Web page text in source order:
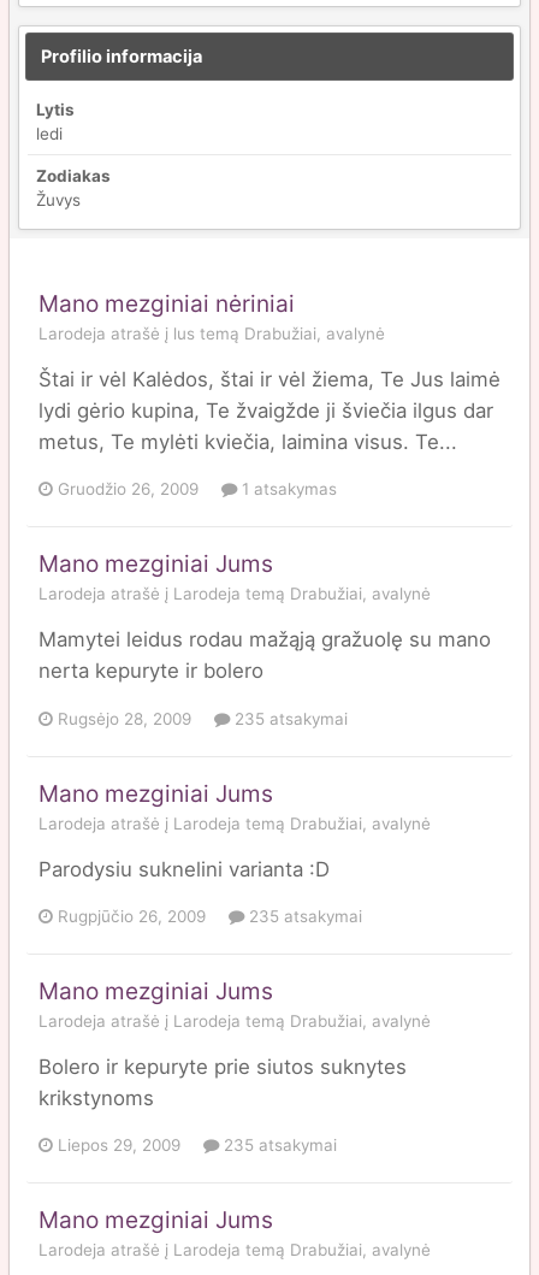
Profilio informacija
Lytis
ledi
Zodiakas
Žuvys
Mano mezginiai nėriniai
Larodeja atrašė į lus temą Drabužiai, avalynė
Štai ir vėl Kalėdos, štai ir vėl žiema, Te Jus laimė
lydi gėrio kupina, Te žvaigžde ji šviečia ilgus dar
metus, Te mylėti kviečia, laimina visus. Te...
Gruodžio 26, 2009 1 atsakymas
Mano mezginiai Jums
Larodeja atrašė į Larodeja temą Drabužiai, avalynė
Mamytei leidus rodau mažąją gražuolę su mano
nerta kepuryte ir bolero
Rugsėjo 28, 2009 235 atsakymai
Mano mezginiai Jums
Larodeja atrašė į Larodeja temą Drabužiai, avalynė
Parodysiu suknelini varianta :D
Rugpjūčio 26, 2009 235 atsakymai
Mano mezginiai Jums
Larodeja atrašė į Larodeja temą Drabužiai, avalynė
Bolero ir kepuryte prie siutos suknytes
krikstynoms
Liepos 29, 2009 235 atsakymai
Mano mezginiai Jums
Larodeja atrašė į Larodeja temą Drabužiai, avalynė